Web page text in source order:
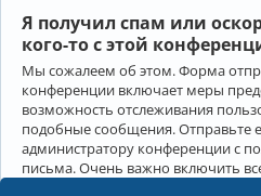
Я получил спам или
кого-то с этой
Мы сожалеем об этом. Форма
конференции включает меры
возможность отслеживания
подобные сообщения. Отправьте
администратору конференции с
письма. Очень важно включить